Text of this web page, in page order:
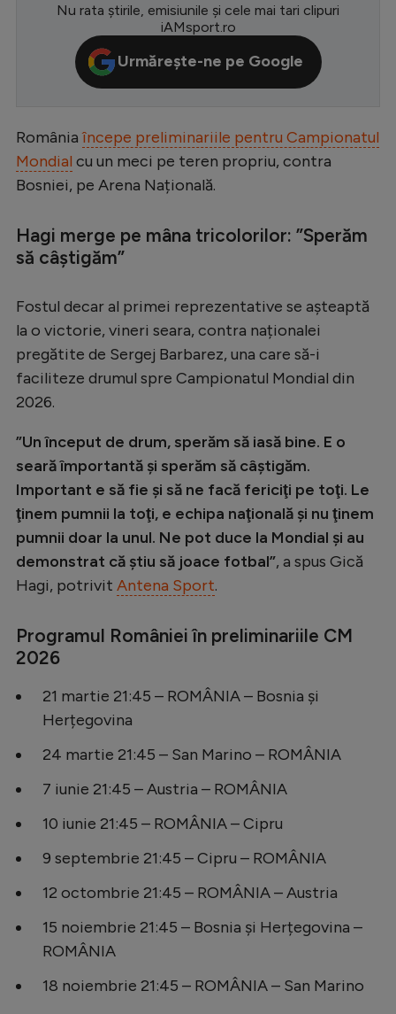
Europa League
Conference League
CM 2026
LaLiga
Serie A
Ligue 1
Starurile fotbalului
EURO 2024
Stranieri
Tenis
Handbal
Natație
Gimnastică
Rugby
JO 2026
Intră în cont
Creează cont
Nu rata știrile, emisiunile și cele mai tari clipuri
iAMsport.ro
Urmărește-ne pe Google
Româniaîncepe preliminariile pentru Campionatul
Mondial cu un meci pe teren propriu, contra
Bosniei, pe Arena Națională.
Hagi merge pe mâna tricolorilor: ”Sperăm
să câştigăm”
Fostul decar al primei reprezentative se așteaptă
la o victorie, vineri seara, contra naționalei
pregătite de Sergej Barbarez, una care să-i
faciliteze drumul spre Campionatul Mondial din
2026.
”Un început de drum, sperăm să iasă bine. E o
seară împortantă şi sperăm să câştigăm.
Important e să fie şi să ne facă fericiţi pe toţi. Le
ţinem pumnii la toţi, e echipa naţională şi nu ţinem
pumnii doar la unul. Ne pot duce la Mondial şi au
demonstrat că ştiu să joace fotbal”, a spus Gică
Hagi, potrivit Antena Sport.
Programul României în preliminariile CM
2026
21 martie 21:45 – ROMÂNIA – Bosnia și
Herțegovina
24 martie 21:45 – San Marino – ROMÂNIA
7 iunie 21:45 – Austria – ROMÂNIA
10 iunie 21:45 – ROMÂNIA – Cipru
9 septembrie 21:45 – Cipru – ROMÂNIA
12 octombrie 21:45 – ROMÂNIA – Austria
15 noiembrie 21:45 – Bosnia și Herțegovina –
ROMÂNIA
18 noiembrie 21:45 – ROMÂNIA – San Marino